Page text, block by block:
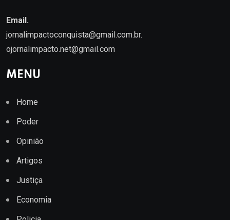
Email.
jornalimpactoconquista@gmail.com.br.
ojornalimpacto.net@gmail.com
MENU
Home
Poder
Opinião
Artigos
Justiça
Economia